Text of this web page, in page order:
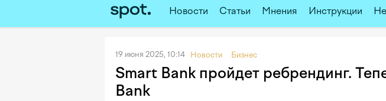
Новости Статьи Мнения Инструкции
19 июня 2025, 10:14 Новости Бизнес
Smart Bank пройдет ребрендинг.
Bank